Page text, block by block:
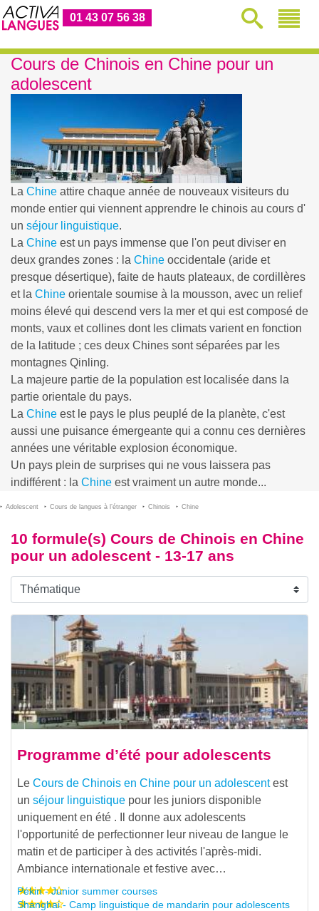
01 43 07 56 38
Cours de Chinois en Chine pour un
adolescent
La Chine attire chaque année de nouveaux visiteurs du
monde entier qui viennent apprendre le chinois au cours d'
un séjour linguistique.
La Chine est un pays immense que l'on peut diviser en
deux grandes zones : la Chine occidentale (aride et
presque désertique), faite de hauts plateaux, de cordillères
et la Chine orientale soumise à la mousson, avec un relief
moins élevé qui descend vers la mer et qui est composé de
monts, vaux et collines dont les climats varient en fonction
de la latitude ; ces deux Chines sont séparées par les
montagnes Qinling.
La majeure partie de la population est localisée dans la
partie orientale du pays.
La Chine est le pays le plus peuplé de la planète, c'est
aussi une puisance émergeante qui a connu ces dernières
années une véritable explosion économique.
Un pays plein de surprises qui ne vous laissera pas
indifférent : la Chine est vraiment un autre monde...
Adolescent Cours de langues à l’étranger Chinois Chine
10 formule(s) Cours de Chinois en Chine
pour un adolescent - 13-17 ans
Programme d’été pour adolescents
Le Cours de Chinois en Chine pour un adolescentest
un séjour linguistique pour les juniors disponible
uniquement en été . Il donne aux adolescents
l'opportunité de perfectionner leur niveau de langue le
matin et de participer à des activités l'après-midi.
Ambiance internationale et festive avec…
Pékin - Junior summer courses
Shanghai - Camp linguistique de mandarin pour adolescents